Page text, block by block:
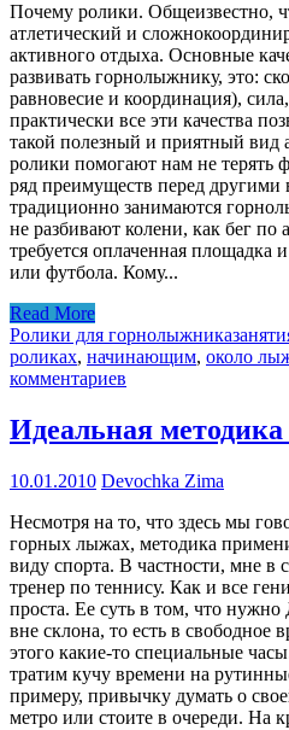
Почему ролики. Общеизвестно,
атлетический и
активного отдыха. Основные
развивать горнолыжнику, это:
равновесие и координация),
практически все эти качества
такой полезный и приятный вид
ролики помогают нам не терять
ряд преимуществ перед другими
традиционно занимаются
не разбивают колени, как бег по
требуется оплаченная площадка
или футбола. Кому...
Read More
Ролики для горнолыжника
роликах, начинающим, около
комментариев
Идеальная
10.01.2010 Devochka Zima
Несмотря на то, что здесь мы
горных лыжах, методика
виду спорта. В частности, мне в
тренер по теннису. Как и все
проста. Ее суть в том, что
вне склона, то есть в свободное
этого какие-то специальные
тратим кучу времени на
примеру, привычку думать о
метро или стоите в очереди. На